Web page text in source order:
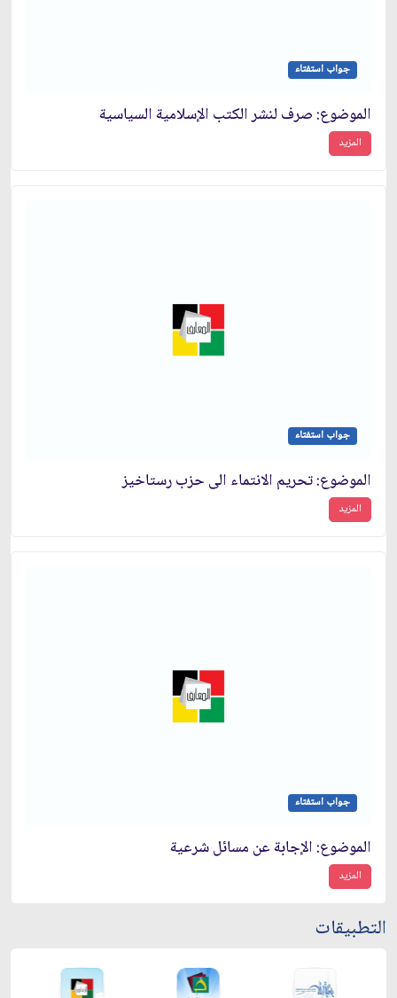
جواب استفتاء
الموضوع: صرف لنشر الكتب الإسلامية السياسية
المزيد
جواب استفتاء
الموضوع: تحريم الانتماء الى حزب رستاخيز
المزيد
جواب استفتاء
الموضوع: الإجابة عن مسائل شرعية
المزيد
التطبيقات